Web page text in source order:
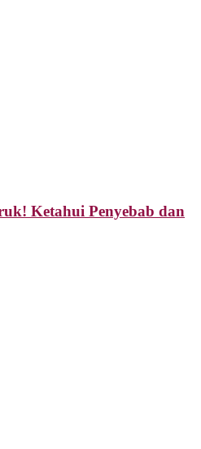
Ketahui Penyebab dan